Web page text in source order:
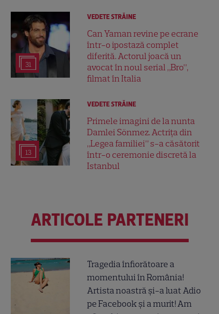
31
VEDETE STRĂINE
Can Yaman revine pe ecrane
într-o ipostază complet
diferită. Actorul joacă un
avocat în noul serial „Bro”,
filmat în Italia
13
VEDETE STRĂINE
Primele imagini de la nunta
Damlei Sönmez. Actrița din
„Legea familiei” s-a căsătorit
într-o ceremonie discretă la
Istanbul
ARTICOLE PARTENERI
Tragedia înfiorătoare a
momentului în România!
Artista noastră și-a luat Adio
pe Facebook și a murit! Am